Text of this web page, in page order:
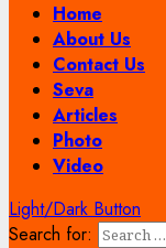
Home
About Us
Contact Us
Seva
Articles
Photo
Video
Light/Dark Button
Search for: